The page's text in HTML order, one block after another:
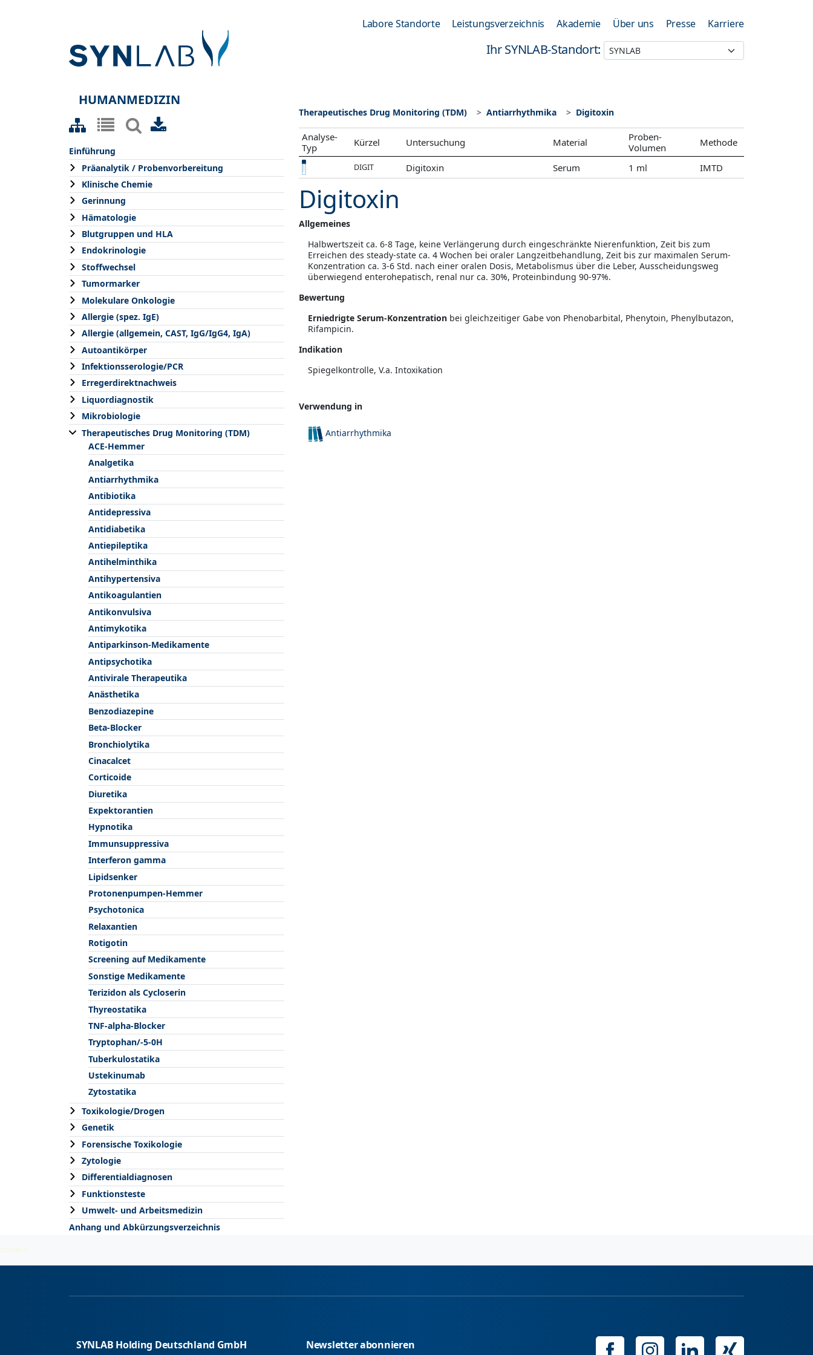
Labore Standorte Leistungsverzeichnis Akademie Über uns Presse Karriere
Ihr SYNLAB-Standort:
HUMANMEDIZIN
Einführung
Präanalytik / Probenvorbereitung
Klinische Chemie
Gerinnung
Hämatologie
Blutgruppen und HLA
Endokrinologie
Stoffwechsel
Tumormarker
Molekulare Onkologie
Allergie (spez. IgE)
Allergie (allgemein, CAST, IgG/IgG4, IgA)
Autoantikörper
Infektionsserologie/PCR
Erregerdirektnachweis
Liquordiagnostik
Mikrobiologie
Therapeutisches Drug Monitoring (TDM)
ACE-Hemmer
Analgetika
Antiarrhythmika
Antibiotika
Antidepressiva
Antidiabetika
Antiepileptika
Antihelminthika
Antihypertensiva
Antikoagulantien
Antikonvulsiva
Antimykotika
Antiparkinson-Medikamente
Antipsychotika
Antivirale Therapeutika
Anästhetika
Benzodiazepine
Beta-Blocker
Bronchiolytika
Cinacalcet
Corticoide
Diuretika
Expektorantien
Hypnotika
Immunsuppressiva
Interferon gamma
Lipidsenker
Protonenpumpen-Hemmer
Psychotonica
Relaxantien
Rotigotin
Screening auf Medikamente
Sonstige Medikamente
Terizidon als Cycloserin
Thyreostatika
TNF-alpha-Blocker
Tryptophan/-5-0H
Tuberkulostatika
Ustekinumab
Zytostatika
Toxikologie/Drogen
Genetik
Forensische Toxikologie
Zytologie
Differentialdiagnosen
Funktionsteste
Umwelt- und Arbeitsmedizin
Anhang und Abkürzungsverzeichnis
Therapeutisches Drug Monitoring (TDM) Antiarrhythmika Digitoxin
Analyse-
Typ
Kürzel Untersuchung Material
Proben-
Volumen
Methode
DIGIT Digitoxin Serum 1 ml IMTD
Digitoxin
Allgemeines
Halbwertszeit ca. 6-8 Tage, keine Verlängerung durch eingeschränkte Nierenfunktion, Zeit bis zum
Erreichen des steady-state ca. 4 Wochen bei oraler Langzeitbehandlung, Zeit bis zur maximalen Serum-
Konzentration ca. 3-6 Std. nach einer oralen Dosis, Metabolismus über die Leber, Ausscheidungsweg
überwiegend enterohepatisch, renal nur ca. 30%, Proteinbindung 90-97%.
Bewertung
Erniedrigte Serum-Konzentration bei gleichzeitiger Gabe von Phenobarbital, Phenytoin, Phenylbutazon,
Rifampicin.
Indikation
Spiegelkontrolle, V.a. Intoxikation
Verwendung in
Antiarrhythmika
2026-08-05
SYNLAB Holding Deutschland GmbH Newsletter abonnieren